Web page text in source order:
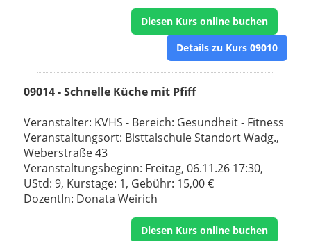
Diesen Kurs online buchen
Details zu Kurs 09010
09014 - Schnelle Küche mit Pfiff
Veranstalter: KVHS - Bereich: Gesundheit - Fitness
Veranstaltungsort: Bisttalschule Standort Wadg.,
Weberstraße 43
Veranstaltungsbeginn: Freitag, 06.11.26 17:30,
UStd: 9, Kurstage: 1, Gebühr: 15,00 €
DozentIn: Donata Weirich
Diesen Kurs online buchen